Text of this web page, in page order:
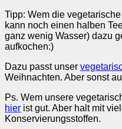
Tipp: Wem die
kann noch einen halben
ganz wenig Wasser) dazu
aufkochen:)
Dazu passt unser
Weihnachten. Aber sonst
Ps. Wem unsere
hier ist gut. Aber halt mit
Konservierungsstoffen.